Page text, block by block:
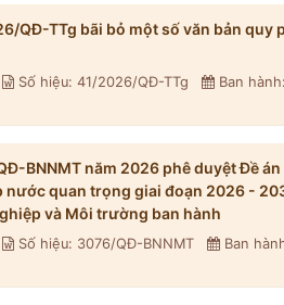
QĐ-TTg bãi bỏ một số văn bản quy
Số hiệu: 41/2026/QĐ-TTg Ban
BNNMT năm 2026 phê duyệt Đề
nước quan trọng giai đoạn 2026 -
và Môi trường ban hành
Số hiệu: 3076/QĐ-BNNMT Ban